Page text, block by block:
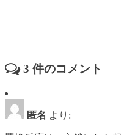
3 件のコメント
匿名 より: